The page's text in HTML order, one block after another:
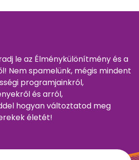
le az Élménykülönítmény és a
Nem spamelünk, mégis mindent
programjainkról,
és arról,
hogyan változtatod meg
életét!